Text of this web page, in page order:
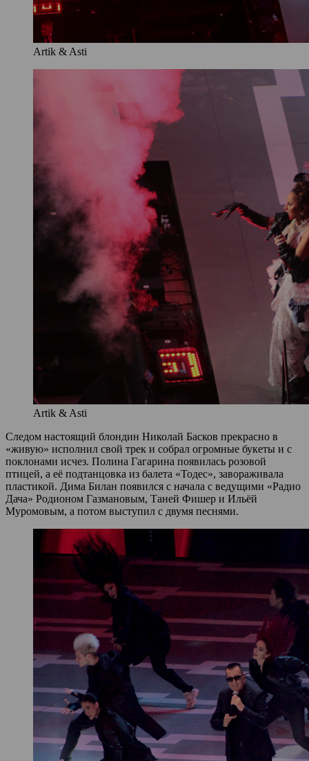
Artik & Asti
Artik & Asti
Следом настоящий блондин Николай Басков прекрасно в
«живую» исполнил свой трек и собрал огромные букеты и с
поклонами исчез. Полина Гагарина появилась розовой
птицей, а её подтанцовка из балета «Тодес», завораживала
пластикой. Дима Билан появился с начала с ведущими «Радио
Дача» Родионом Газмановым, Таней Фишер и Ильёй
Муромовым, а потом выступил с двумя песнями.